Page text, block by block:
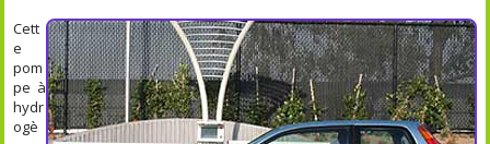
Cett
e
pom
pe à
hydr
ogè